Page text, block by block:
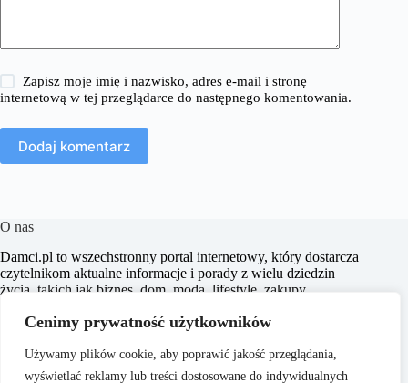
Cenimy prywatność użytkowników
Używamy plików cookie, aby poprawić jakość przeglądania,
wyświetlać reklamy lub treści dostosowane do indywidualnych
Zapisz moje imię i nazwisko, adres e-mail i stronę
internetową w tej przeglądarce do następnego komentowania.
Dodaj komentarz
O nas
​Damci.pl to wszechstronny portal internetowy, który dostarcza
czytelnikom aktualne informacje i porady z wielu dziedzin
życia, takich jak biznes, dom, moda, lifestyle, zakupy,
wspieranie użytkowników w podejmowaniu świadomych